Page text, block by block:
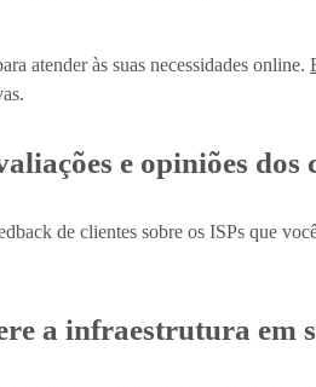
atender às suas necessidades online.
e opiniões dos
de clientes sobre os ISPs que
a infraestrutura em